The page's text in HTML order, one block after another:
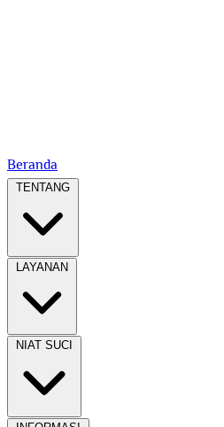
Beranda
TENTANG
LAYANAN
NIAT SUCI